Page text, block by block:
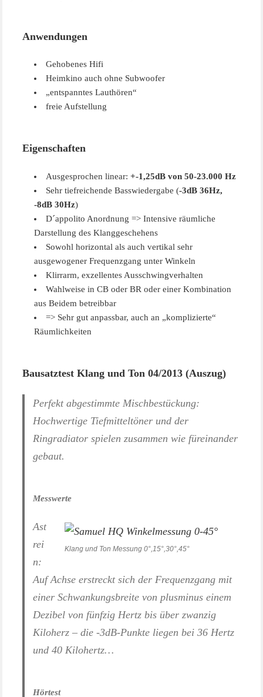
Anwendungen
Gehobenes Hifi
Heimkino auch ohne Subwoofer
„entspanntes Lauthören“
freie Aufstellung
Eigenschaften
Ausgesprochen linear: +-1,25dB von 50-23.000 Hz
Sehr tiefreichende Basswiedergabe (-3dB 36Hz,
-8dB 30Hz)
D´appolito Anordnung => Intensive räumliche
Darstellung des Klanggeschehens
Sowohl horizontal als auch vertikal sehr
ausgewogener Frequenzgang unter Winkeln
Klirrarm, exzellentes Ausschwingverhalten
Wahlweise in CB oder BR oder einer Kombination
aus Beidem betreibbar
=> Sehr gut anpassbar, auch an „komplizierte“
Räumlichkeiten
Bausatztest Klang und Ton 04/2013 (Auszug)
Perfekt abgestimmte Mischbestückung:
Hochwertige Tiefmitteltöner und der
Ringradiator spielen zusammen wie füreinander
gebaut.
Messwerte
Klang und Ton Messung 0°,15°,30°,45°
Ast
rei
n:
Auf Achse erstreckt sich der Frequenzgang mit
einer Schwankungsbreite vonplusminus einem
Dezibelvon fünfzig Hertz bis über zwanzig
Kiloherz – die-3dB-Punkte liegen bei 36Hertz
und 40Kilohertz…
Hörtest